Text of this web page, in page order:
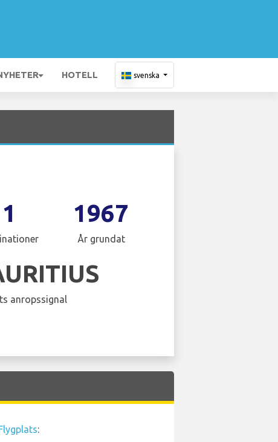
HOTELL svenska
1 1967
År grundat
anropssignal
: